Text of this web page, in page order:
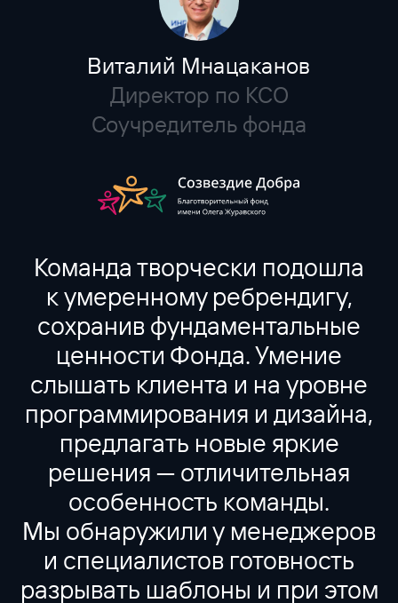
Виталий Мнацаканов
Директор по КСО
Соучредитель фонда
Команда творчески подошла
к умеренному ребрендигу,
сохранив фундаментальные
ценности Фонда. Умение
слышать клиента и на уровне
программирования и дизайна,
предлагать новые яркие
решения — отличительная
особенность команды.
Мы обнаружили у менеджеров
и специалистов готовность
разрывать шаблоны и при этом